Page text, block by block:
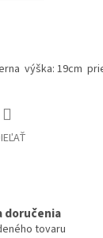
výška: 19cm
doručenia
tovaru